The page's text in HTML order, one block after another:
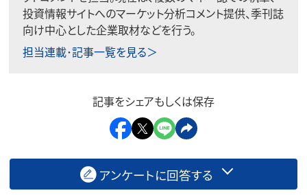
投資情報サイトへのマーケット分析コメント提供、季刊誌
向け中心とした企業取材などを行う。
担当連載･記事一覧を見る＞
記事をシェアもしくは保存
アンケートに回答する